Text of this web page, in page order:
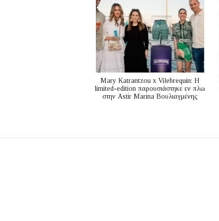
Mary Katrantzou x Vilebrequin: Η
limited-edition παρουσιάστηκε εν πλω
στην Astir Marina Βουλιαγμένης